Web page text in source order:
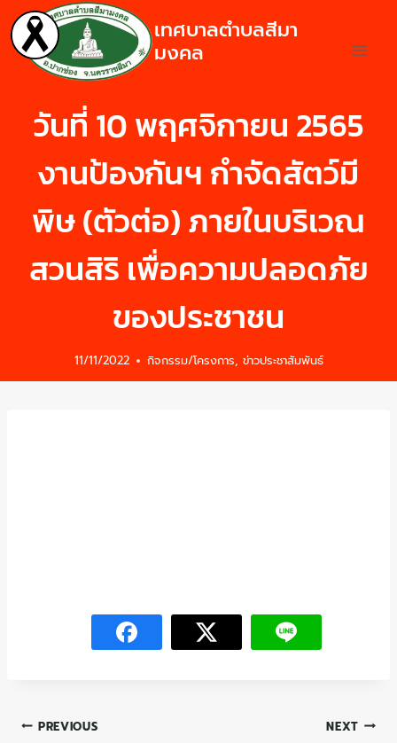
เทศบาลตำบลสีมา
มงคล
วันที่ 10 พฤศจิกายน 2565
งานป้องกันฯ กำจัดสัตว์มี
พิษ (ตัวต่อ) ภายในบริเวณ
สวนสิริ เพื่อความปลอดภัย
ของประชาชน
11/11/2022 กิจกรรม/โครงการ, ข่าวประชาสัมพันธ์
PREVIOUS NEXT